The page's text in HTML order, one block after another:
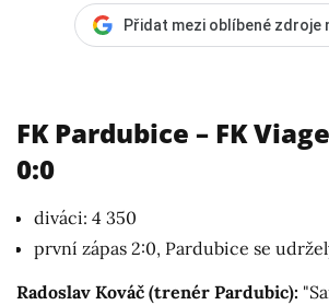
Přidat mezi oblíbené zdroje
FK Pardubice – FK
0:0
diváci: 4 350
první zápas 2:0, Pardubice se
Radoslav Kováč (trenér Pardubic):